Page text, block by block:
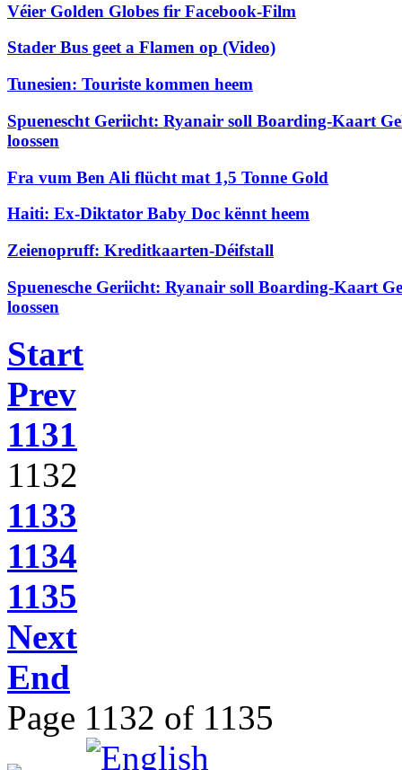
Véier Golden Globes fir Facebook-Film
Stader Bus geet a Flamen op (Video)
Tunesien: Touriste kommen heem
Spuenescht Geriicht: Ryanair soll Boarding-Kaart
loossen
Fra vum Ben Ali flücht mat 1,5 Tonne Gold
Haiti: Ex-Diktator Baby Doc kënnt heem
Zeienopruff: Kreditkaarten-Déifstall
Spuenesche Geriicht: Ryanair soll Boarding-Kaart
loossen
Start
Prev
1131
1132
1133
1134
1135
Next
End
Page 1132 of 1135